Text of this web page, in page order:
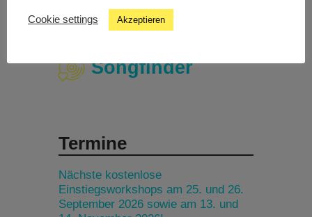
Studiochat
Songfinder
Termine
Nächste kostenlose
Einstiegsworkshops am 25. und 26.
September 2026 sowie am 13. und
Cookie settings Akzeptieren